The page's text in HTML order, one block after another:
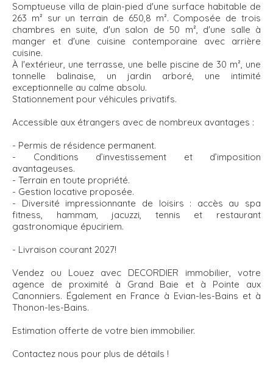
Somptueuse villa de plain-pied d'une surface habitable de
263 m² sur un terrain de 650,8 m². Composée de trois
chambres en suite, d'un salon de 50 m², d'une salle à
manger et d'une cuisine contemporaine avec arrière
cuisine.
À l'extérieur, une terrasse, une belle piscine de 30 m², une
tonnelle balinaise, un jardin arboré, une intimité
exceptionnelle au calme absolu.
Stationnement pour véhicules privatifs.
Accessible aux étrangers avec de nombreux avantages :
- Permis de résidence permanent.
- Conditions d’investissement et d’imposition
avantageuses.
- Terrain en toute propriété.
- Gestion locative proposée.
- Diversité impressionnante de loisirs : accès au spa
fitness, hammam, jacuzzi, tennis et restaurant
gastronomique épuciriem.
- Livraison courant 2027!
Vendez ou Louez avec DECORDIER immobilier, votre
agence de proximité à Grand Baie et à Pointe aux
Canonniers. Également en France à Evian-les-Bains et à
Thonon-les-Bains.
Estimation offerte de votre bien immobilier.
Contactez nous pour plus de détails !